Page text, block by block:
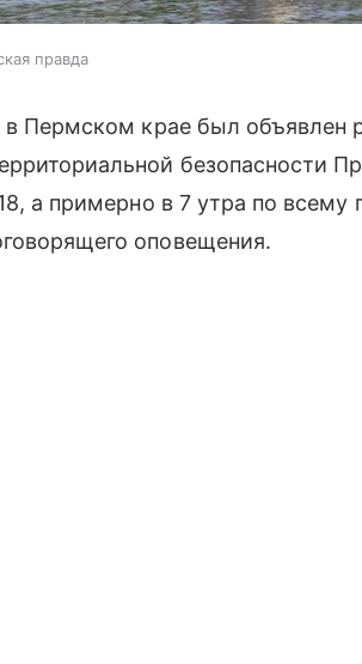
правда
в Пермском крае был объявлен
безопасности
а примерно в 7 утра по всему
оповещения.